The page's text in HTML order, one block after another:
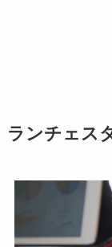
ランチェス